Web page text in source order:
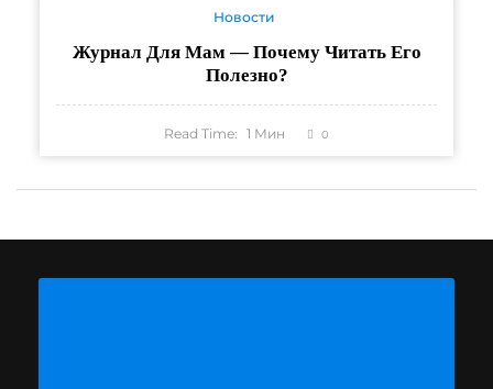
Новости
Журнал Для Мам — Почему Читать Его
Полезно?
Read Time: 1 Мин 0